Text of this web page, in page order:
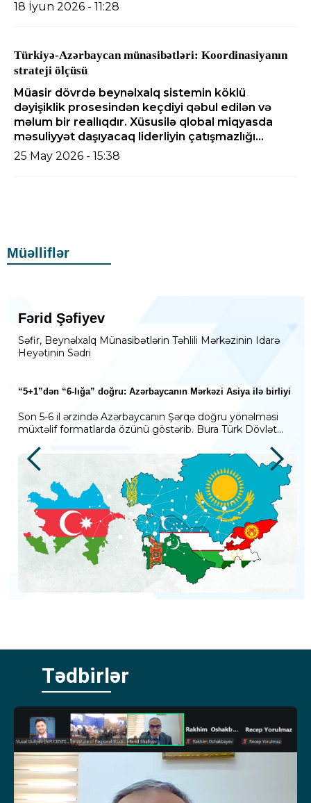
18 İyun 2026 - 11:28
Türkiyə-Azərbaycan münasibətləri: Koordinasiyanın
strateji ölçüsü
Müasir dövrdə beynəlxalq sistemin köklü
dəyişiklik prosesindən keçdiyi qəbul edilən və
məlum bir reallıqdır. Xüsusilə qlobal miqyasda
məsuliyyət daşıyacaq liderliyin çatışmazlığı...
25 May 2026 - 15:38
Müəlliflər
Fərid Şəfiyev
Səfir, Beynəlxalq Münasibətlərin Təhlili Mərkəzinin Idarə
Heyətinin Sədri
“5+1”dən “6-lığa” doğru: Azərbaycanın Mərkəzi Asiya ilə birliyi
Son 5-6 il ərzində Azərbaycanın Şərqə doğru yönəlməsi
müxtəlif formatlarda özünü göstərib. Bura Türk Dövlət...
Tədbirlər